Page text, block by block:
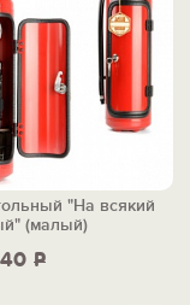
Р
"На всякий
(малый)